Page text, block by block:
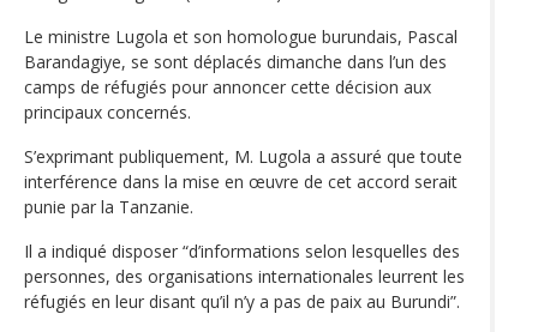
Le ministre Lugola et son homologue burundais, Pascal
Barandagiye, se sont déplacés dimanche dans l’un des
camps de réfugiés pour annoncer cette décision aux
principaux concernés.
S’exprimant publiquement, M. Lugola a assuré que toute
interférence dans la mise en œuvre de cet accord serait
punie par la Tanzanie.
Il a indiqué disposer “d’informations selon lesquelles des
personnes, des organisations internationales leurrent les
réfugiés en leur disant qu’il n’y a pas de paix au Burundi”.